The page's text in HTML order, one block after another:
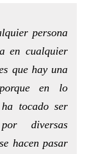
persona
en cualquier
que hay una
en lo
tocado ser
diversas
hacen pasar